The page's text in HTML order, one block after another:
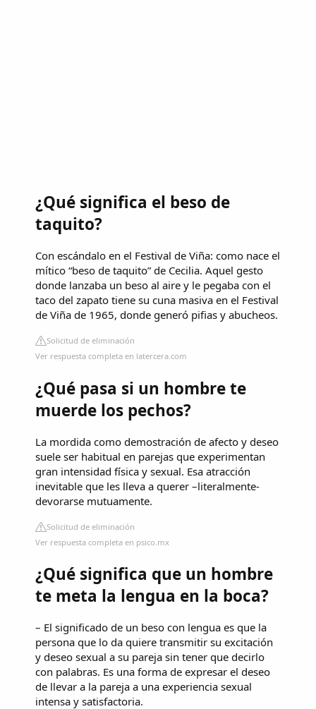
¿Qué significa el beso de
taquito?
Con escándalo en el Festival de Viña: como nace el
mítico “beso de taquito” de Cecilia. Aquel gesto
donde lanzaba un beso al aire y le pegaba con el
taco del zapato tiene su cuna masiva en el Festival
de Viña de 1965, donde generó pifias y abucheos.
Solicitud de eliminación
Ver respuesta completa en latercera.com
¿Qué pasa si un hombre te
muerde los pechos?
La mordida como demostración de afecto y deseo
suele ser habitual en parejas que experimentan
gran intensidad física y sexual. Esa atracción
inevitable que les lleva a querer –literalmente-
devorarse mutuamente.
Solicitud de eliminación
Ver respuesta completa en psico.mx
¿Qué significa que un hombre
te meta la lengua en la boca?
– El significado de un beso con lengua es que la
persona que lo da quiere transmitir su excitación
y deseo sexual a su pareja sin tener que decirlo
con palabras. Es una forma de expresar el deseo
de llevar a la pareja a una experiencia sexual
intensa y satisfactoria.